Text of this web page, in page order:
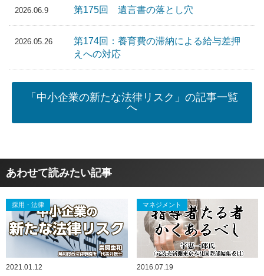
2026.06.9 第175回 遺言書の落とし穴
2026.05.26
第174回：養育費の滞納による給与差押
えへの対応
「中小企業の新たな法律リスク」の記事一覧
へ
あわせて読みたい記事
採用・法律
2021.01.12
マネジメント
2016.07.19